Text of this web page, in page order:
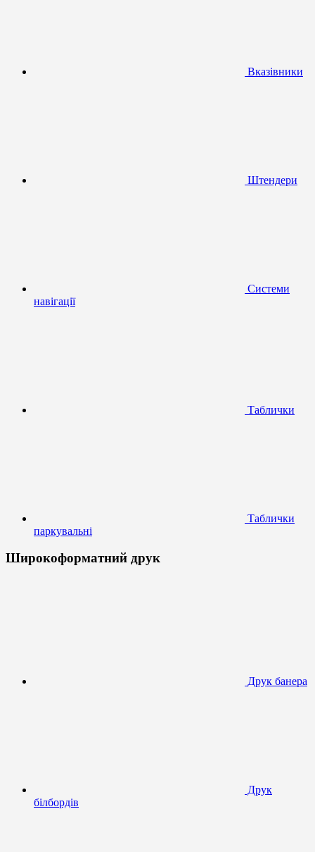
Вказівники
Штендери
Системи
навігації
Таблички
Таблички
паркувальні
Широкоформатний друк
Друк банера
Друк
білбордів